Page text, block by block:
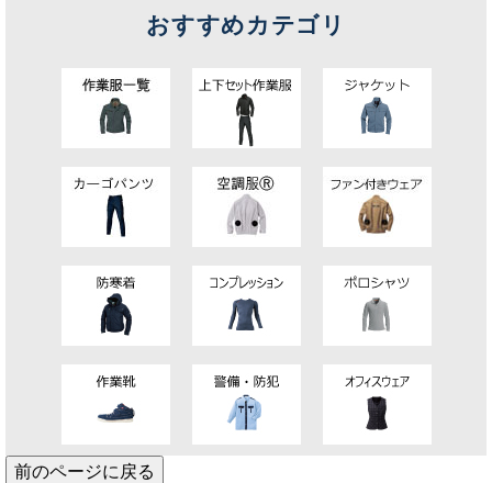
おすすめカテゴリ
前のページに戻る